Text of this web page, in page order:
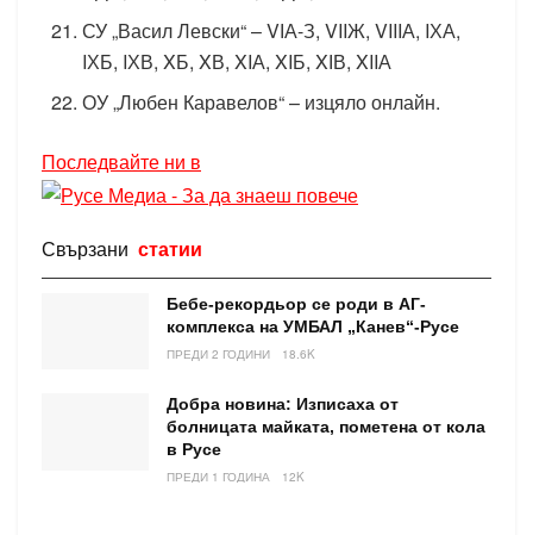
СУ „Васил Левски“ – VІА-З, VIIЖ, VIIIА, IХА,
IХБ, IХВ, XБ, XВ, XIА, XIБ, XІВ, XIIА
ОУ „Любен Каравелов“ – изцяло онлайн.
Последвайте ни в
Свързани статии
Бебе-рекордьор се роди в АГ-
комплекса на УМБАЛ „Канев“-Русе
ПРЕДИ 2 ГОДИНИ 18.6K
Добра новина: Изписаха от
болницата майката, пометена от кола
в Русе
ПРЕДИ 1 ГОДИНА 12K